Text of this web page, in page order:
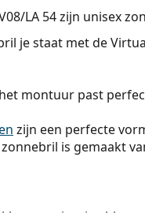
LA 54zijn unisex
je staat met de
montuur past
zijn een perfecte
is gemaakt